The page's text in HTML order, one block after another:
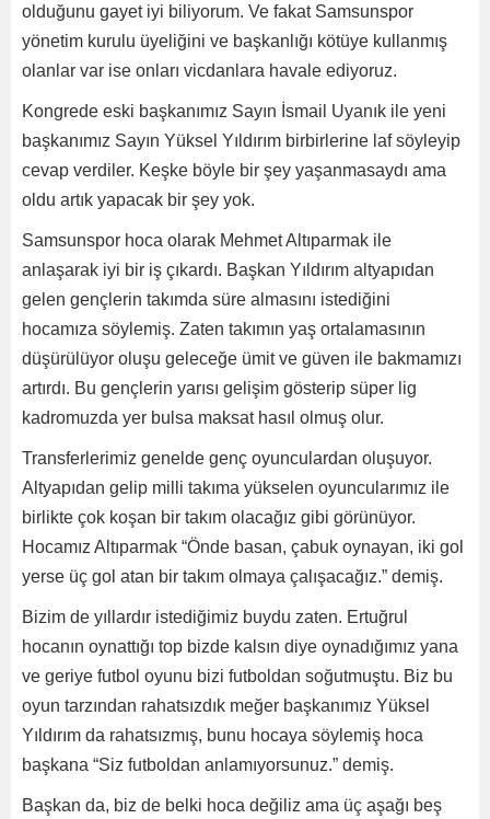
olduğunu gayet iyi biliyorum. Ve fakat Samsunspor
yönetim kurulu üyeliğini ve başkanlığı kötüye kullanmış
olanlar var ise onları vicdanlara havale ediyoruz.
Kongrede eski başkanımız Sayın İsmail Uyanık ile yeni
başkanımız Sayın Yüksel Yıldırım birbirlerine laf söyleyip
cevap verdiler. Keşke böyle bir şey yaşanmasaydı ama
oldu artık yapacak bir şey yok.
Samsunspor hoca olarak Mehmet Altıparmak ile
anlaşarak iyi bir iş çıkardı. Başkan Yıldırım altyapıdan
gelen gençlerin takımda süre almasını istediğini
hocamıza söylemiş. Zaten takımın yaş ortalamasının
düşürülüyor oluşu geleceğe ümit ve güven ile bakmamızı
artırdı. Bu gençlerin yarısı gelişim gösterip süper lig
kadromuzda yer bulsa maksat hasıl olmuş olur.
Transferlerimiz genelde genç oyunculardan oluşuyor.
Altyapıdan gelip milli takıma yükselen oyuncularımız ile
birlikte çok koşan bir takım olacağız gibi görünüyor.
Hocamız Altıparmak “Önde basan, çabuk oynayan, iki gol
yerse üç gol atan bir takım olmaya çalışacağız.” demiş.
Bizim de yıllardır istediğimiz buydu zaten. Ertuğrul
hocanın oynattığı top bizde kalsın diye oynadığımız yana
ve geriye futbol oyunu bizi futboldan soğutmuştu. Biz bu
oyun tarzından rahatsızdık meğer başkanımız Yüksel
Yıldırım da rahatsızmış, bunu hocaya söylemiş hoca
başkana “Siz futboldan anlamıyorsunuz.” demiş.
Başkan da, biz de belki hoca değiliz ama üç aşağı beş